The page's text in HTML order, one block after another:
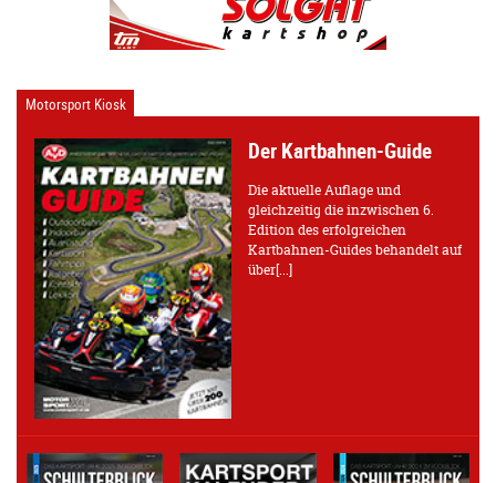
Motorsport Kiosk
Der Kartbahnen-Guide
Die aktuelle Auflage und
gleichzeitig die inzwischen 6.
Edition des erfolgreichen
Kartbahnen-Guides behandelt auf
über[...]